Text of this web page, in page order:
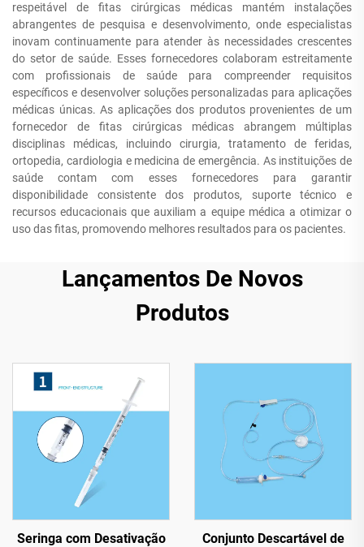
respeitável de fitas cirúrgicas médicas mantém instalações
abrangentes de pesquisa e desenvolvimento, onde especialistas
inovam continuamente para atender às necessidades crescentes
do setor de saúde. Esses fornecedores colaboram estreitamente
com profissionais de saúde para compreender requisitos
específicos e desenvolver soluções personalizadas para aplicações
médicas únicas. As aplicações dos produtos provenientes de um
fornecedor de fitas cirúrgicas médicas abrangem múltiplas
disciplinas médicas, incluindo cirurgia, tratamento de feridas,
ortopedia, cardiologia e medicina de emergência. As instituições de
saúde contam com esses fornecedores para garantir
disponibilidade consistente dos produtos, suporte técnico e
recursos educacionais que auxiliam a equipe médica a otimizar o
uso das fitas, promovendo melhores resultados para os pacientes.
Lançamentos De Novos
Produtos
Seringa com Desativação
Conjunto Descartável de